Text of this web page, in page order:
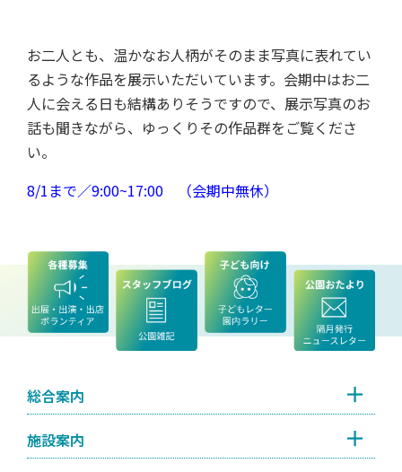
お二人とも、温かなお人柄がそのまま写真に表れてい
るような作品を展示いただいています。会期中はお二
人に会える日も結構ありそうですので、展示写真のお
話も聞きながら、ゆっくりその作品群をご覧くださ
い。
8/1まで／9:00~17:00 （会期中無休）
総合案内
施設案内